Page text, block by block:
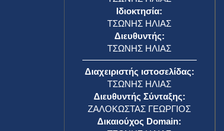
Ιδιοκτησία:
ΤΣΩΝΗΣ ΗΛΙΑΣ
Διευθυντής:
ΤΣΩΝΗΣ ΗΛΙΑΣ
Διαχειριστής ιστοσελίδας:
ΤΣΩΝΗΣ ΗΛΙΑΣ
Διευθυντής Σύνταξης:
ΖΑΛΟΚΩΣΤΑΣ ΓΕΩΡΓΙΟΣ
Δικαιούχος Domain: